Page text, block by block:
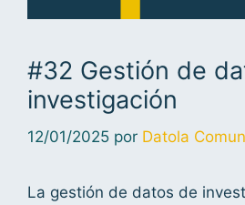
#32 Gestión de
investigación
12/01/2025 por Datola
La gestión de datos de